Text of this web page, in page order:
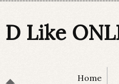
D Like
Home